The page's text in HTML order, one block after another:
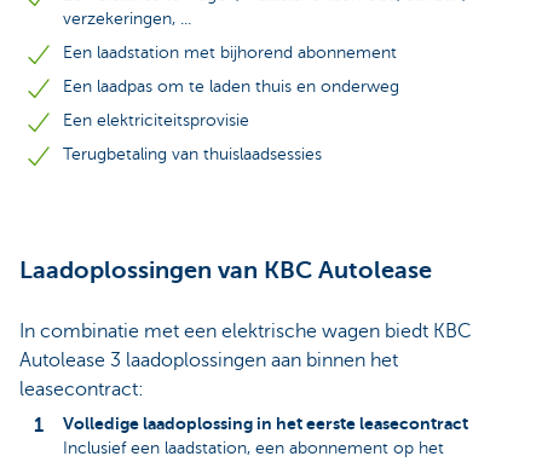
verzekeringen, ...
Een laadstation met bijhorend abonnement
Een laadpas om te laden thuis en onderweg
Een elektriciteitsprovisie
Terugbetaling van thuislaadsessies
Laadoplossingen van KBC Autolease
In combinatie met een elektrische wagen biedt KBC
Autolease 3 laadoplossingen aan binnen het
leasecontract:
Volledige laadoplossing in het eerste leasecontract
Inclusief een laadstation, een abonnement op het